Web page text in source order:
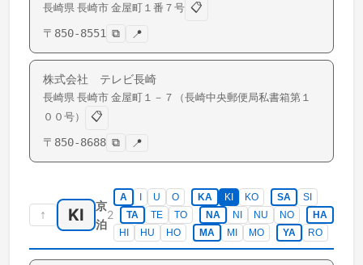
長崎県 長崎市 金屋町 １番７号 📋
〒 850-8551 ⧉ 📍
株式会社 テレビ長崎
長崎県 長崎市 金屋町 １－７（長崎中央郵便局私書箱第１
００号）
📋
〒 850-8688 ⧉ 📍
↑ KI
京
泊
2
A U O KA KI KO SA
SI
TA
TE TO NA NI NU NO
HA
HI
HU HO MA MI MO YA RO